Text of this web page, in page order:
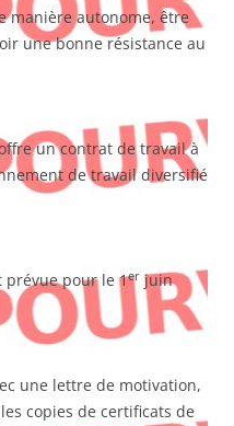
manière autonome, être
une bonne résistance au
un contrat de travail à
de travail diversifié
prévue pour le 1er juin
une lettre de motivation,
copies de certificats de